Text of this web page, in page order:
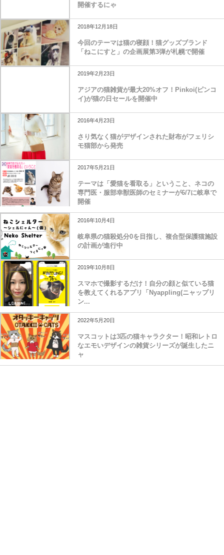
開催するにゃ
2018年12月18日
今回のテーマは猫の寝顔！猫グッズブランド
「ねこにすと」の企画展第3弾が札幌で開催
2019年2月23日
アジアの猫雑貨が最大20%オフ！Pinkoi(ピンコ
イ)が猫の日セールを開催中
2016年4月23日
さり気なく猫がデザインされた財布がフェリシ
モ猫部から発売
2017年5月21日
テーマは「愛猫を看取る」ということ、ネコの
専門医・服部幸獣医師のセミナーが6/7に岐阜で
開催
2016年10月4日
岐阜県の猫殺処分0を目指し、複合型保護猫施設
の計画が進行中
2019年10月8日
スマホで撮影するだけ！自分の顔と似ている猫
を教えてくれるアプリ「Nyappling(ニャップリ
ン...
2022年5月20日
マスコットは3匹の猫キャラクター！昭和レトロ
なエモいデザインの雑貨シリーズが誕生したニ
ャ